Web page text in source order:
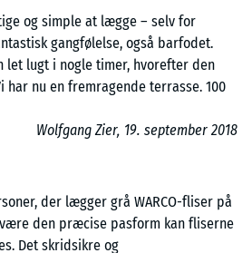
og simple at lægge – selv for
gangfølelse, også barfodet.
let lugt i nogle timer, hvorefter den
har nu en fremragende terrasse. 100
Wolfgang Zier, 19. september 2018